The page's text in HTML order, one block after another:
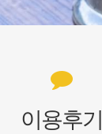
이용후기